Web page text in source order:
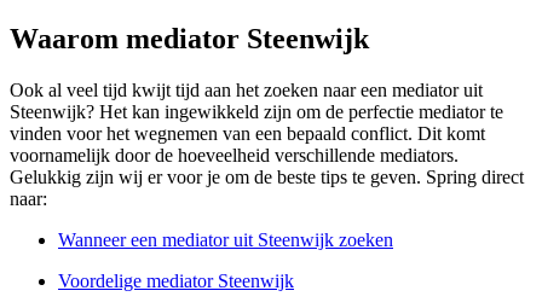
Waarom mediator Steenwijk
Ook al veel tijd kwijt tijd aan het zoeken naar een mediator uit
Steenwijk? Het kan ingewikkeld zijn om de perfectie mediator te
vinden voor het wegnemen van een bepaald conflict. Dit komt
voornamelijk door de hoeveelheid verschillende mediators.
Gelukkig zijn wij er voor je om de beste tips te geven. Spring direct
naar:
Wanneer een mediator uit Steenwijk zoeken
Voordelige mediator Steenwijk